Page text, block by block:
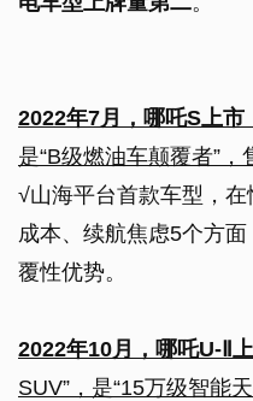
2022年7月，哪吒S上市
是“B级燃油车颠覆者”
√山海平台首款车型，
成本、续航焦虑5个方
覆性优势。
2022年10月，哪吒U-Ⅱ
SUV”，是“15万级智能